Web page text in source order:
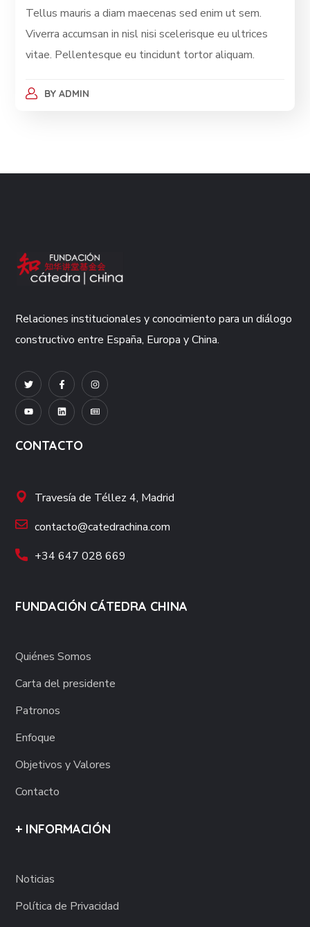
Tellus mauris a diam maecenas sed enim ut sem.
Viverra accumsan in nisl nisi scelerisque eu ultrices
vitae. Pellentesque eu tincidunt tortor aliquam.
BY ADMIN
Relaciones institucionales y conocimiento para un diálogo
constructivo entre España, Europa y China.
CONTACTO
Travesía de Téllez 4, Madrid
contacto@catedrachina.com
+34 647 028 669
FUNDACIÓN CÁTEDRA CHINA
Quiénes Somos
Carta del presidente
Patronos
Enfoque
Objetivos y Valores
Contacto
+ INFORMACIÓN
Noticias
Política de Privacidad